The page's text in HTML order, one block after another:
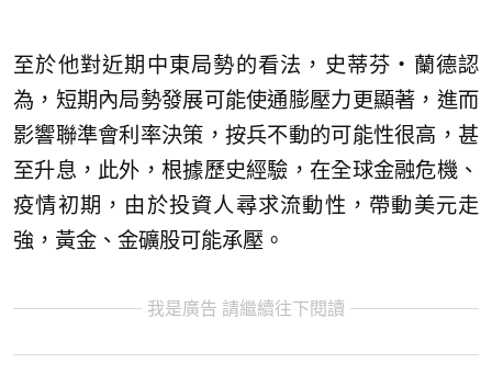
至於他對近期中東局勢的看法，史蒂芬‧蘭德認
為，短期內局勢發展可能使通膨壓力更顯著，進而
影響聯準會利率決策，按兵不動的可能性很高，甚
至升息，此外，根據歷史經驗，在全球金融危機、
疫情初期，由於投資人尋求流動性，帶動美元走
強，黃金、金礦股可能承壓。
我是廣告 請繼續往下閱讀